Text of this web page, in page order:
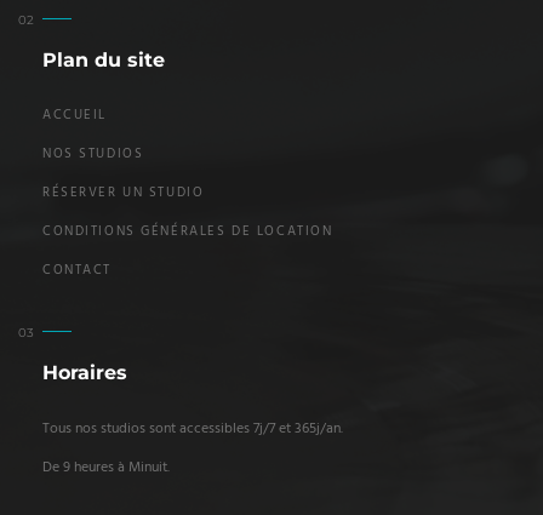
Plan du site
ACCUEIL
NOS STUDIOS
RÉSERVER UN STUDIO
CONDITIONS GÉNÉRALES DE LOCATION
CONTACT
Horaires
Tous nos studios sont accessibles 7j/7 et 365j/an.
De 9 heures à Minuit.